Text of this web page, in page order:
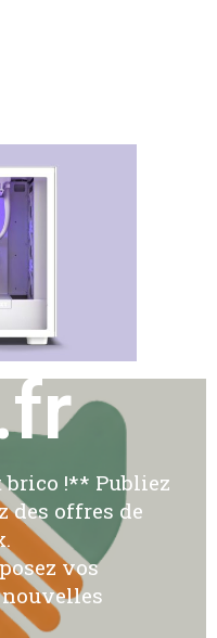
!** Publiez
des offres de
vos